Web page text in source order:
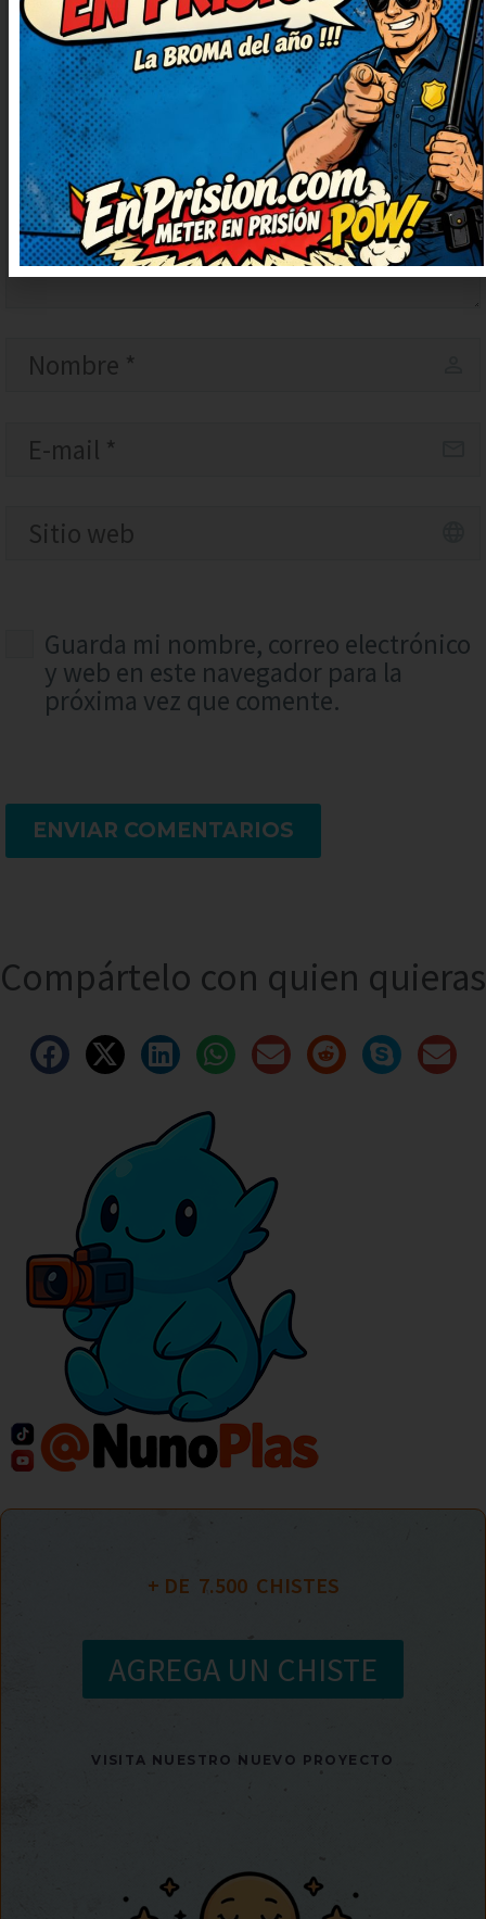
Guarda mi nombre, correo electrónico
y web en este navegador para la
próxima vez que comente.
ENVIAR COMENTARIOS
Compártelo con quien quieras
+ DE 7.500
  CHISTES
AGREGA UN CHISTE
VISITA NUESTRO NUEVO PROYECTO